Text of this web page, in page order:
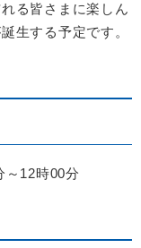
る皆さまに楽しん
生する予定です。
12時00分